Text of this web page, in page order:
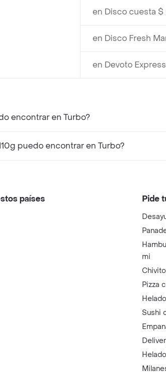
en Disco cuesta
en Disco Fresh
en Devoto
encontrar en Turbo?
puedo encontrar en Turbo?
países Pide
mi
Pizza
Sushi